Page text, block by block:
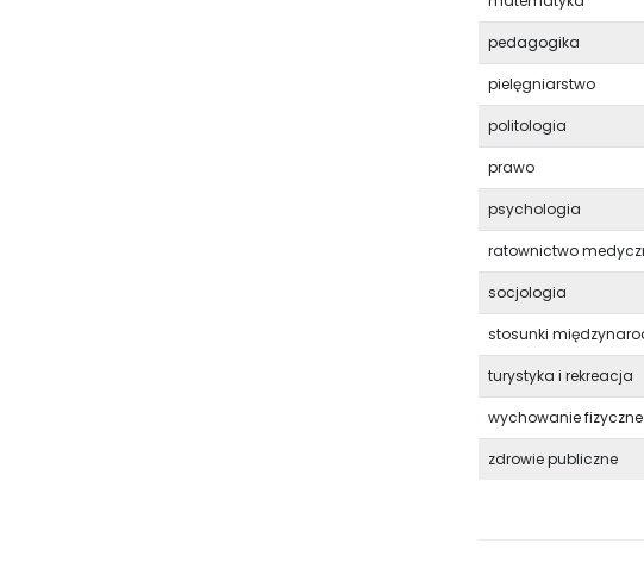
pedagogika
pielęgniarstwo
politologia
prawo
psychologia
ratownictwo
socjologia
stosunki
turystyka i rekreacja
wychowanie fizyczne
zdrowie publiczne